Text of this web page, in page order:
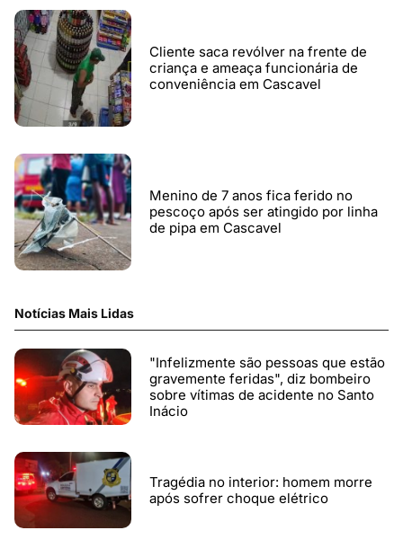
Cliente saca revólver na frente de
criança e ameaça funcionária de
conveniência em Cascavel
Menino de 7 anos fica ferido no
pescoço após ser atingido por linha
de pipa em Cascavel
Notícias Mais Lidas
"Infelizmente são pessoas que estão
gravemente feridas", diz bombeiro
sobre vítimas de acidente no Santo
Inácio
Tragédia no interior: homem morre
após sofrer choque elétrico